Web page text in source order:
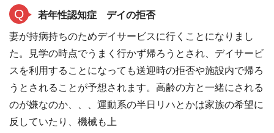
Q
若年性認知症 デイの拒否
妻が持病持ちのためデイサービスに行くことになりまし
た。見学の時点でうまく行かず帰ろうとされ、デイサービ
スを利用することになっても送迎時の拒否や施設内で帰ろ
うとされることが予想されます。高齢の方と一緒にされる
のが嫌なのか、、、運動系の半日リハとかは家族の希望に
反していたり、機械も上